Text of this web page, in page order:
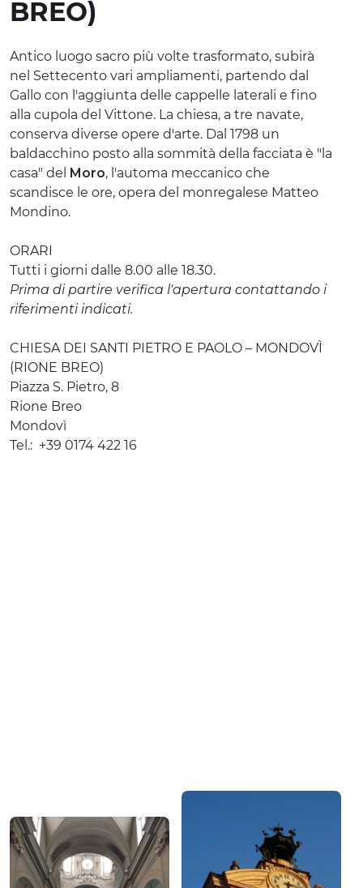
OFFERTE
ACCOGLIENZA
BREO)
Antico luogo sacro più volte trasformato, subirà
nel Settecento vari ampliamenti, partendo dal
Gallo con l'aggiunta delle cappelle laterali e fino
alla cupola del Vittone. La chiesa, a tre navate,
conserva diverse opere d'arte. Dal 1798 un
baldacchino posto alla sommità della facciata è "la
casa" del
Moro, l'automa meccanico che
scandisce le ore, opera del monregalese Matteo
Mondino.
ORARI
Tutti i giorni dalle 8.00 alle 18.30.
Prima di partire verifica l'apertura contattando i
riferimenti indicati.
CHIESA DEI SANTI PIETRO E PAOLO – MONDOVÌ
(RIONE BREO)
Piazza S. Pietro, 8
Rione Breo
Mondovì
Tel.: +39 0174 422 16